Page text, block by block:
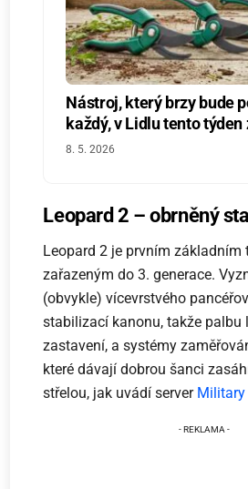
Nástroj, který brzy bude
každý, v Lidlu tento týden
8. 5. 2026
Leopard 2 – obrněný
Leopard 2 je prvním základním
zařazeným do 3. generace.
(obvykle) vícevrstvého
stabilizací kanonu, takže palbu
zastavení, a systémy
které dávají dobrou šanci
střelou, jak uvádí server Military